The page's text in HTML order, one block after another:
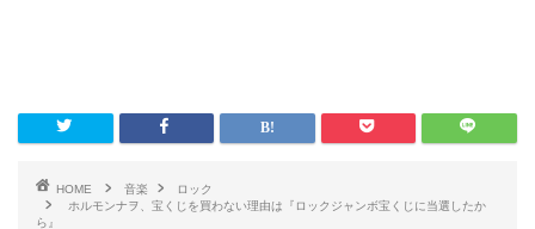
HOME 音楽
ロック
ホルモンナヲ、宝くじを買わない理由は『ロックジャンボ宝くじに当選したか
ら』